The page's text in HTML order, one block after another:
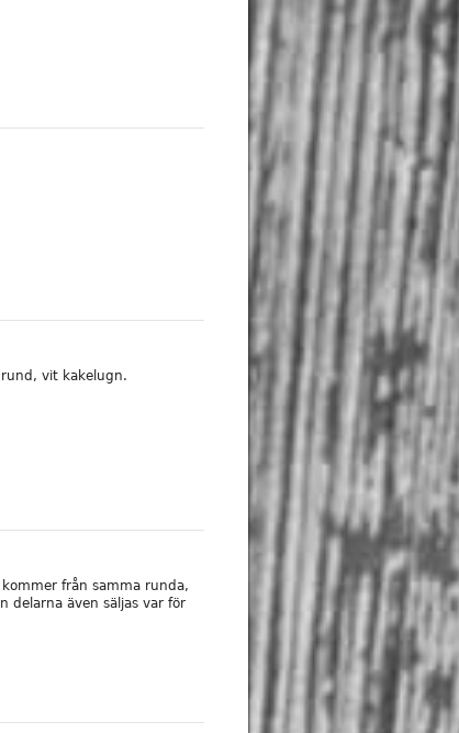
vit kakelugn.
från samma runda,
delarna även säljas var för